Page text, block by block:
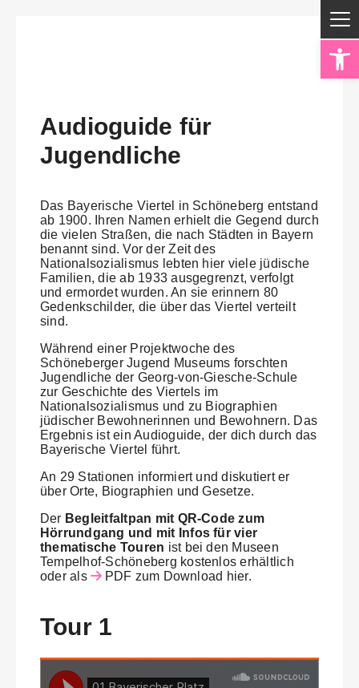
Audioguide für
Jugendliche
Das Bayerische Viertel in Schöneberg entstand
ab 1900. Ihren Namen erhielt die Gegend durch
die vielen Straßen, die nach Städten in Bayern
benannt sind. Vor der Zeit des
Nationalsozialismus lebten hier viele jüdische
Familien, die ab 1933 ausgegrenzt, verfolgt
und ermordet wurden. An sie erinnern 80
Gedenkschilder, die über das Viertel verteilt
sind.
Während einer Projektwoche des
Schöneberger Jugend Museums forschten
Jugendliche der Georg-von-Giesche-Schule
zur Geschichte des Viertels im
Nationalsozialismus und zu Biographien
jüdischer Bewohnerinnen und Bewohnern. Das
Ergebnis ist ein Audioguide, der dich durch das
Bayerische Viertel führt.
An 29 Stationen informiert und diskutiert er
über Orte, Biographien und Gesetze.
Der Begleitfaltpan mit QR-Code zum
Hörrundgang und mit Infos für vier
thematische Touren ist bei den Museen
Tempelhof-Schöneberg kostenlos erhältlich
oder als
PDF zum Download hier.
Tour 1